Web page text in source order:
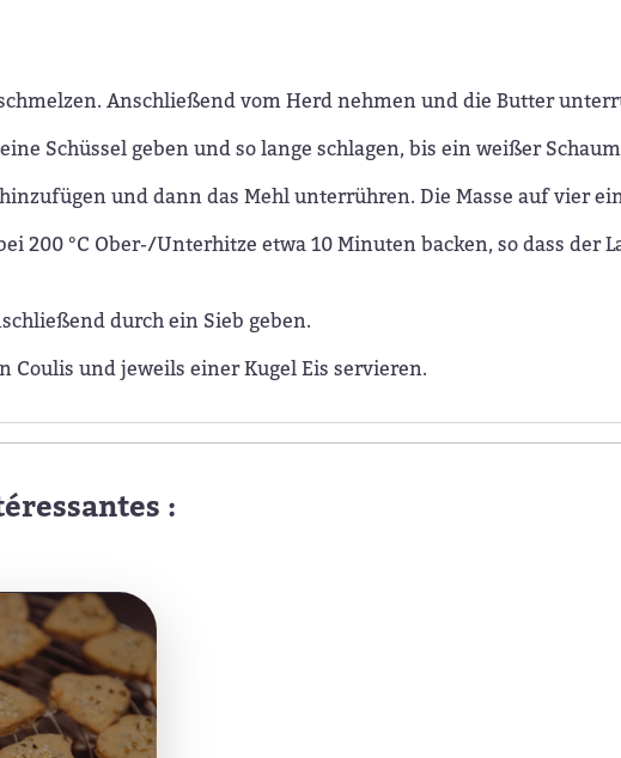
Anschließend vom Herd nehmen und die Butter
Schüssel geben und so lange schlagen, bis ein weißer
und dann das Mehl unterrühren. Die Masse auf vier
200 °C Ober-/Unterhitze etwa 10 Minuten backen, so dass der
durch ein Sieb geben.
Coulis und jeweils einer Kugel Eis servieren.
: